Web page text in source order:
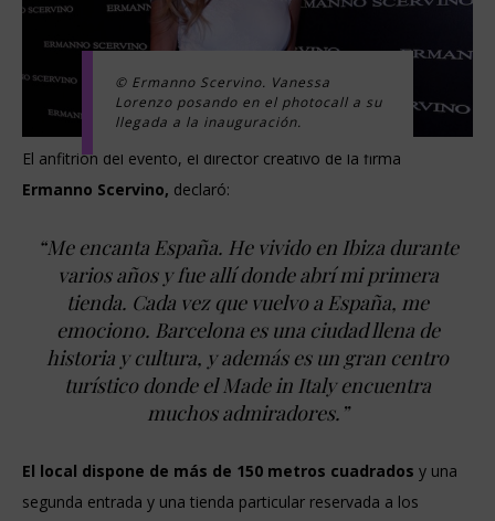
© Ermanno Scervino. Vanessa
Lorenzo posando en el photocall a su
llegada a la inauguración.
El anfitrión del evento, el director creativo de la firma
Ermanno Scervino, declaró:
“Me encanta España. He vivido en Ibiza durante
varios años y fue allí donde abrí mi primera
tienda. Cada vez que vuelvo a España, me
emociono. Barcelona es una ciudad llena de
historia y cultura, y además es un gran centro
turístico donde el Made in Italy encuentra
muchos admiradores.”
El local dispone de más de 150 metros cuadrados y una
segunda entrada y una tienda particular reservada a los